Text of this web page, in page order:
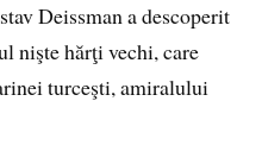
Deissman a descoperit
nişte hărţi vechi, care
turceşti, amiralului